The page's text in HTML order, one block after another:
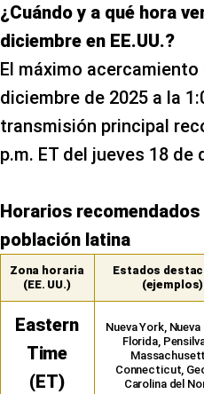
¿Cuándo y a qué hora
diciembre en EE.UU.?
El máximo
diciembre de 2025 a la
transmisión principal
p.m. ET del jueves 18 de
Horarios
población latina
Zona horaria
(EE. UU.)
Estados
(ejemplos)
Eastern
Time
(ET)
Nueva York, Nueva
Florida,
Connecticut,
Carolina del